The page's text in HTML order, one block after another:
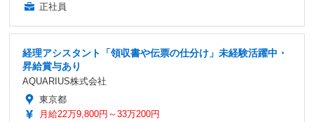
正社員
経理アシスタント「領収書や伝票の仕分け」未経験活躍中・
昇給賞与あり
AQUARIUS株式会社
東京都
月給22万9,800円～33万200円